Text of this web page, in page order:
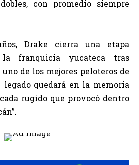
con promedio siempre
Drake cierra una etapa
franquicia yucateca tras
de los mejores peloteros de
legado quedará en la memoria
rugido que provocó dentro